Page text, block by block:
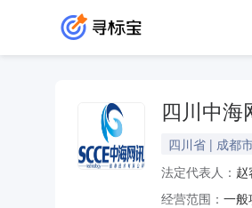
四川中海
四川省 | 成都
法定代表人： 赵
经营范围：